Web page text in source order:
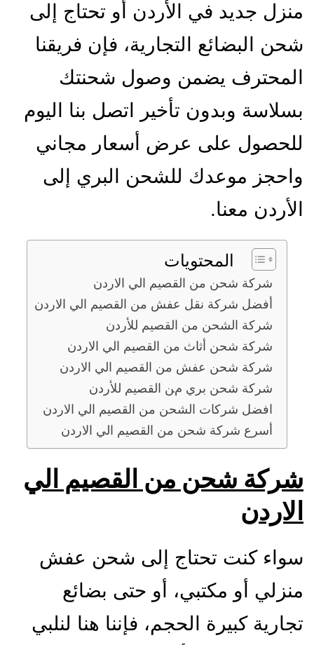
منزل جديد في الأردن أو تحتاج إلى
شحن البضائع التجارية، فإن فريقنا
المحترف يضمن وصول شحنتك
بسلاسة وبدون تأخير اتصل بنا اليوم
للحصول على عرض أسعار مجاني
واحجز موعدك للشحن البري إلى
الأردن معنا.
المحتويات
شركة شحن من القصيم الي الاردن
أفضل شركة نقل عفش من القصيم الي الاردن
شركة الشحن من القصيم للأردن
شركة شحن أثاث من القصيم الي الاردن
شركة شحن عفش من القصيم الي الاردن
شركة شحن بري من القصيم للأردن
افضل شركات الشحن من القصيم الي الاردن
أسرع شركة شحن من القصيم الي الاردن
شركة شحن من القصيم الي
الاردن
سواء كنت تحتاج إلى شحن عفش
منزلي أو مكتبي، أو حتى بضائع
تجارية كبيرة الحجم، فإننا هنا لنلبي